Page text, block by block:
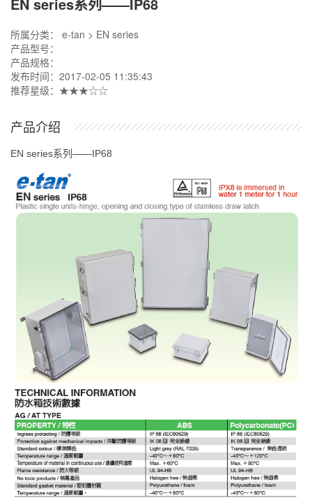
所属分类： e-tan > EN series
产品型号：
产品规格：
发布时间：2017-02-05 11:35:43
推荐星级：★★★☆☆
产品介绍
EN series系列——IP68